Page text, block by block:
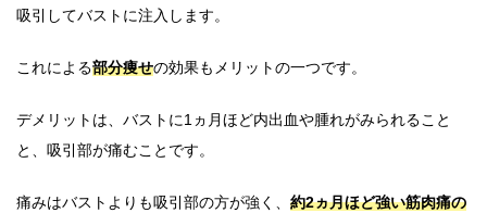
吸引してバストに注入します。
これによる部分痩せの効果もメリットの一つです。
デメリットは、バストに1ヵ月ほど内出血や腫れがみられること
と、吸引部が痛むことです。
痛みはバストよりも吸引部の方が強く、 約2ヵ月ほど強い筋肉痛の